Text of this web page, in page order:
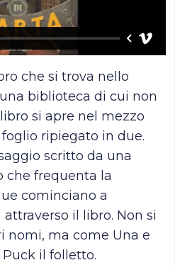
che si trova nello
biblioteca di cui non
si apre nel mezzo
ripiegato in due.
scritto da una
che frequenta la
cominciano a
il libro. Non si
nomi, ma come Una e
il folletto.